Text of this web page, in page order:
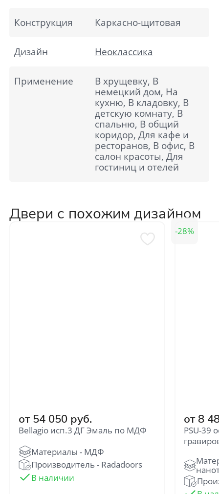
Конструкция Каркасно-щитовая
Дизайн Неоклассика
Применение
В хрущевку, В
немецкий дом, На
кухню, В кладовку, В
детскую комнату, В
спальню, В общий
коридор, Для кафе и
ресторанов, В офис, В
салон красоты, Для
гостиниц и отелей
Двери с похожим дизайном
от 54 050 руб.
Bellagio исп.3 ДГ Эмаль по МДФ
Производитель - Radadoors
28
от 8
PSU-39